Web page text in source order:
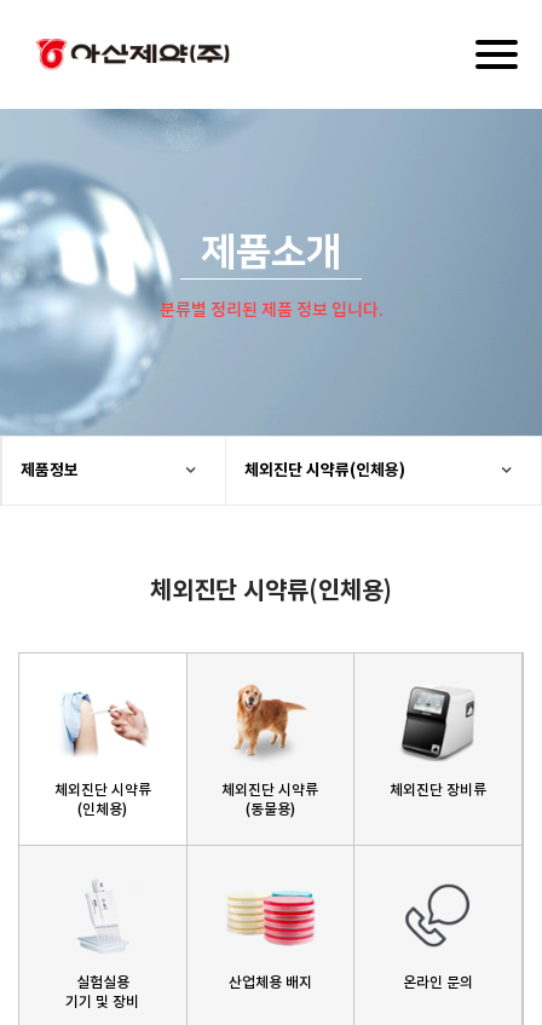
제품소개
분류별 정리된 제품 정보 입니다.
제품정보 체외진단 시약류(인체용)
체외진단 시약류(인체용)
체외진단 시약류
(인체용)
체외진단 시약류
(동물용)
체외진단 장비류
실험실용
기기 및 장비
산업체용 배지 온라인 문의